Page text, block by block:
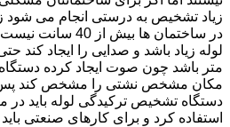
زیاد تشخیص به درستی انجام می شود
در ساختمان ها بیش
متر باشد چون صوت ایجاد کرده
مکان مشخص نشتی را مشخص کند پس
دستگاه تشخیص ترکیدگی لوله باید در
استفاده کرد و برای کارهای صنعتی